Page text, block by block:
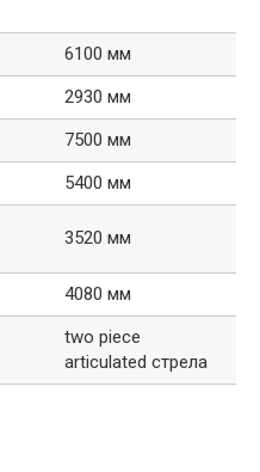
6100 мм
2930 мм
7500 мм
5400 мм
3520 мм
4080 мм
two piece
articulated стрела